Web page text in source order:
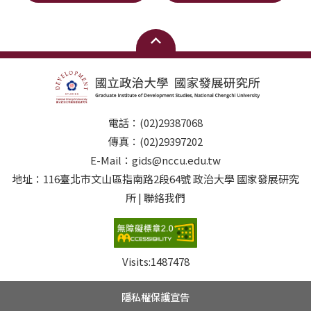
電話：(02)29387068
傳真：(02)29397202
E-Mail：gids@nccu.edu.tw
地址：116臺北市文山區指南路2段64號 政治大學 國家發展研究
所 | 聯絡我們
Visits:1487478
隱私權保護宣告